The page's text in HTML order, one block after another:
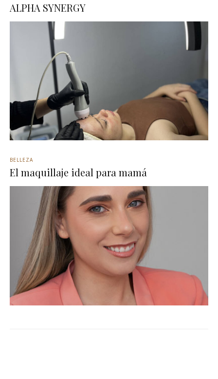
ALPHA SYNERGY
BELLEZA
El maquillaje ideal para mamá